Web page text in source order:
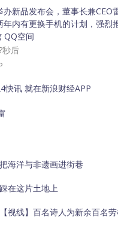
办新品发布会，董事长兼
年内有更换手机的计划，强烈
QQ空间
秒后
快讯 就在新浪财经APP
海洋与非遗画进街巷
在这片土地上
视线】百名诗人为新余百名